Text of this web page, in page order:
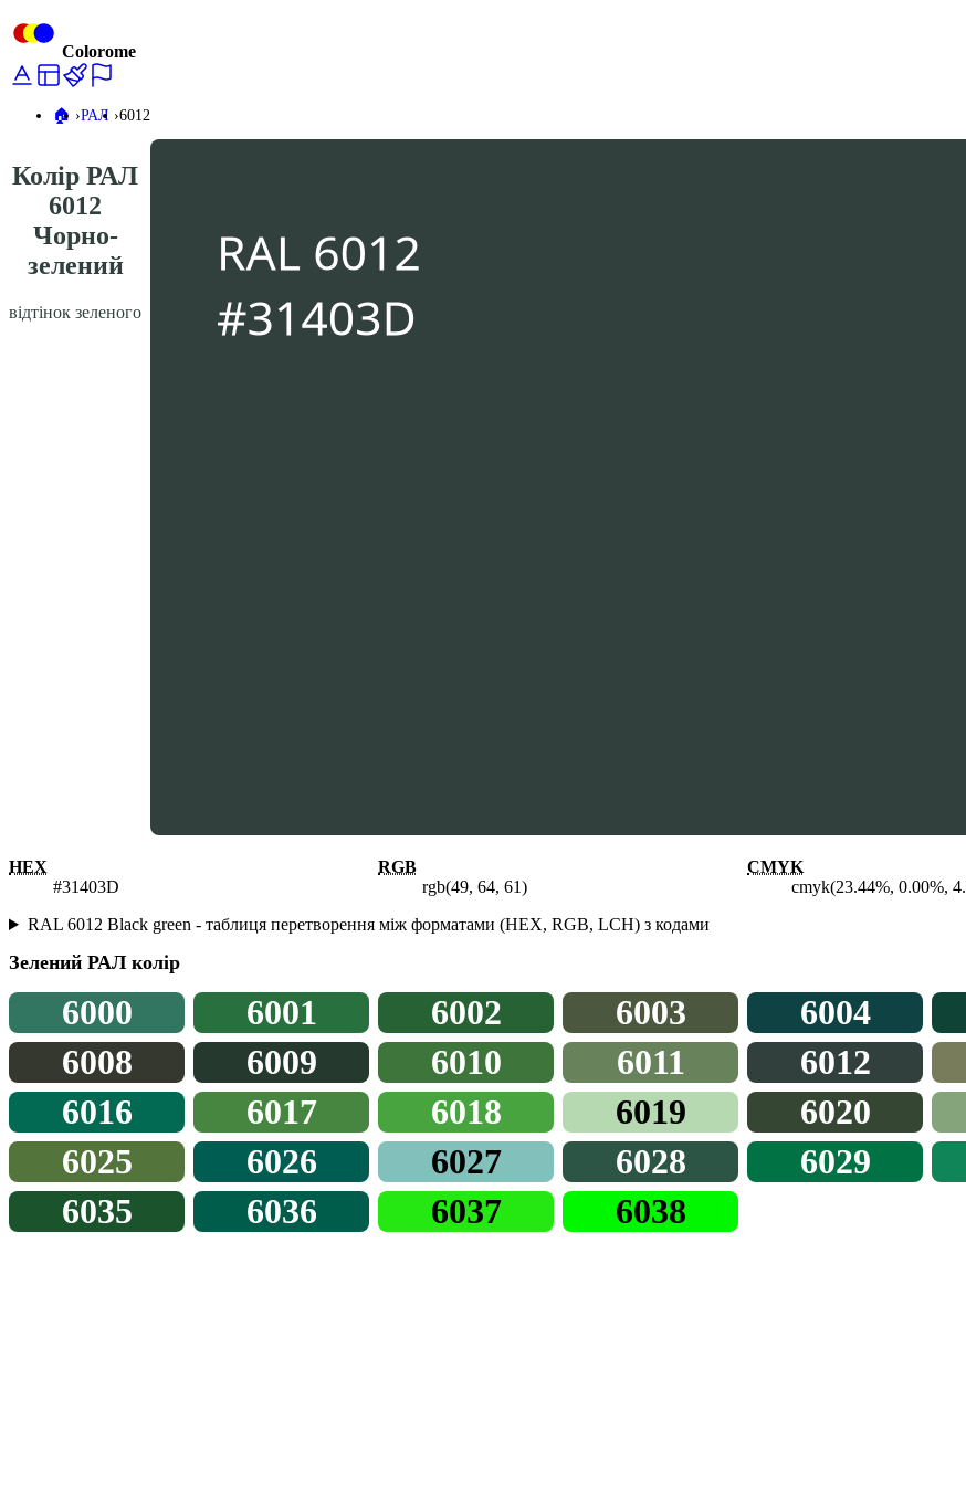
Colorome
🏠️ РАЛ 6012
Колір РАЛ
6012
Чорно-
зелений
відтінок зеленого
HEX
#31403D
RGB
rgb(49, 64, 61)
CMYK
cmyk(23.44%, 0.00%,
RAL 6012 Black green - таблиця перетворення між форматами (HEX, RGB, LCH) з кодами
Зелений РАЛ колір
6000 6001 6002 6003 6004
6008
6009 6010 6011 6012
6016
6017 6018 6019 6020
6025
6026 6027 6028 6029
6035
6036 6037 6038